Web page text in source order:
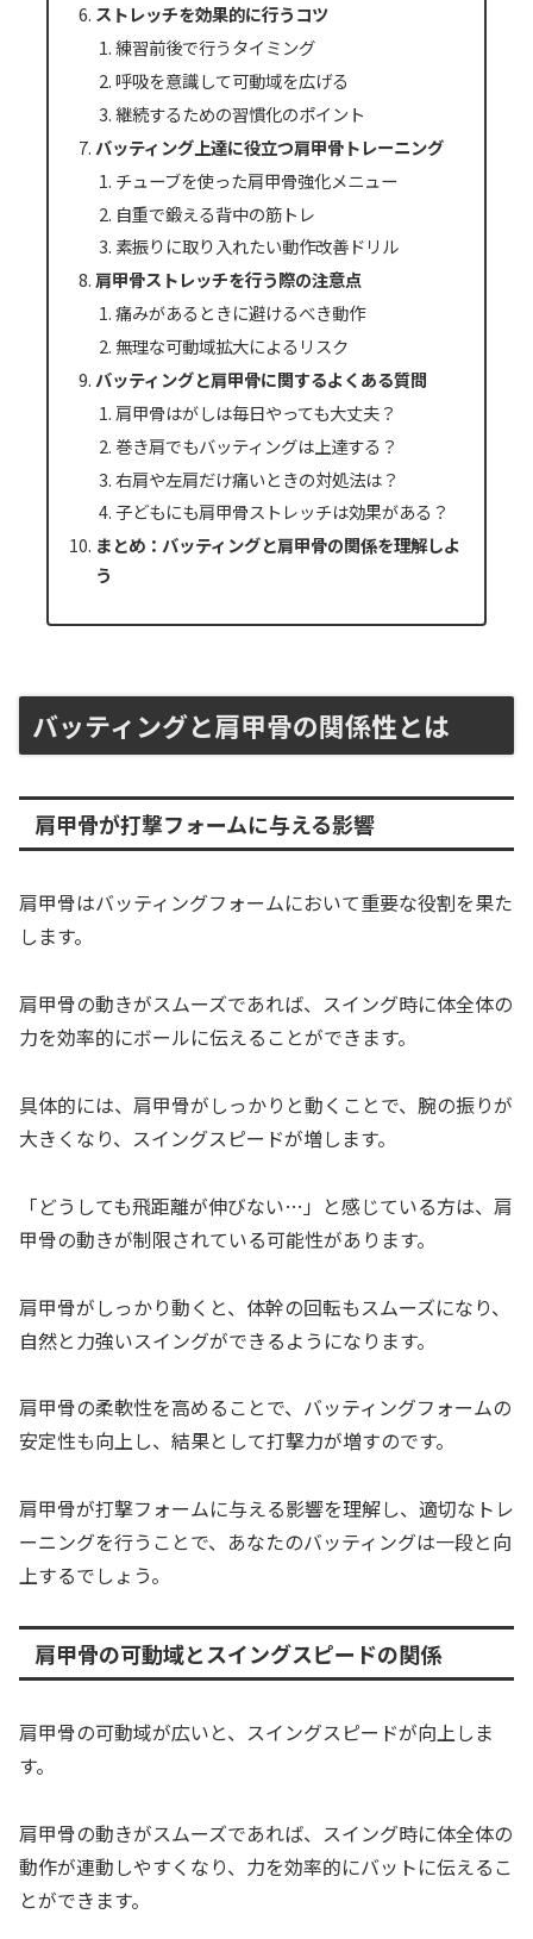
ストレッチを効果的に行うコツ
練習前後で行うタイミング
呼吸を意識して可動域を広げる
継続するための習慣化のポイント
バッティング上達に役立つ肩甲骨トレーニング
チューブを使った肩甲骨強化メニュー
自重で鍛える背中の筋トレ
素振りに取り入れたい動作改善ドリル
肩甲骨ストレッチを行う際の注意点
痛みがあるときに避けるべき動作
無理な可動域拡大によるリスク
バッティングと肩甲骨に関するよくある質問
肩甲骨はがしは毎日やっても大丈夫？
巻き肩でもバッティングは上達する？
右肩や左肩だけ痛いときの対処法は？
子どもにも肩甲骨ストレッチは効果がある？
まとめ：バッティングと肩甲骨の関係を理解しよ
う
バッティングと肩甲骨の関係性とは
肩甲骨が打撃フォームに与える影響
肩甲骨はバッティングフォームにおいて重要な役割を果た
します。
肩甲骨の動きがスムーズであれば、スイング時に体全体の
力を効率的にボールに伝えることができます。
具体的には、肩甲骨がしっかりと動くことで、腕の振りが
大きくなり、スイングスピードが増します。
「どうしても飛距離が伸びない…」と感じている方は、肩
甲骨の動きが制限されている可能性があります。
肩甲骨がしっかり動くと、体幹の回転もスムーズになり、
自然と力強いスイングができるようになります。
肩甲骨の柔軟性を高めることで、バッティングフォームの
安定性も向上し、結果として打撃力が増すのです。
肩甲骨が打撃フォームに与える影響を理解し、適切なトレ
ーニングを行うことで、あなたのバッティングは一段と向
上するでしょう。
肩甲骨の可動域とスイングスピードの関係
肩甲骨の可動域が広いと、スイングスピードが向上しま
す。
肩甲骨の動きがスムーズであれば、スイング時に体全体の
動作が連動しやすくなり、力を効率的にバットに伝えるこ
とができます。